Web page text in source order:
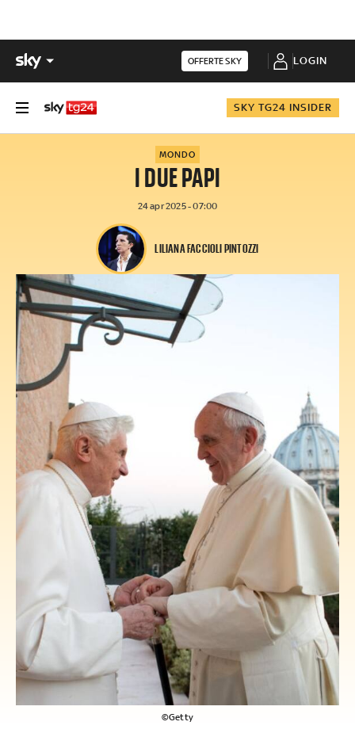
OFFERTE SKY LOGIN
SKY TG24 INSIDER
MONDO
I DUE PAPI
24 apr 2025 - 07:00
LILIANA FACCIOLI PINTOZZI
©Getty